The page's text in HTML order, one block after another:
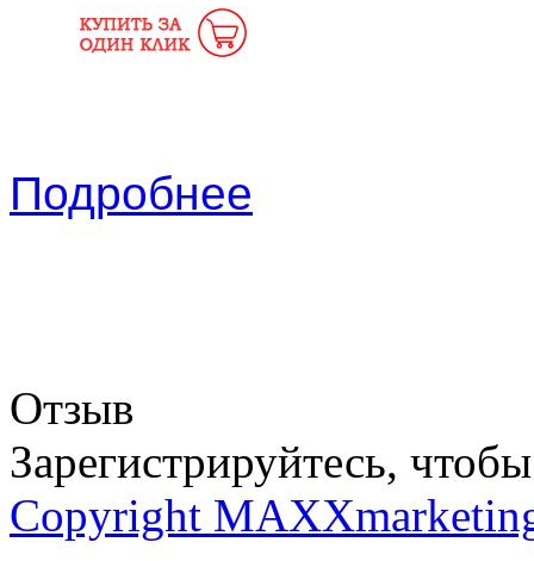
Подробнее
Отзыв
Зарегистрируйтесь,
Copyright